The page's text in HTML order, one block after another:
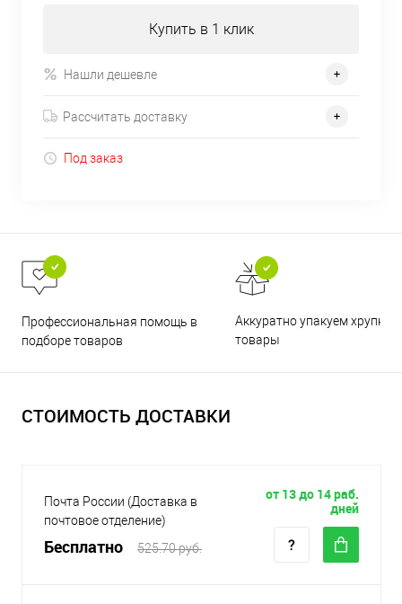
Купить в 1 клик
Нашли дешевле
Рассчитать доставку
Под заказ
Профессиональная помощь в
подборе товаров
Аккуратно упакуем хрупкие
товары
СТОИМОСТЬ ДОСТАВКИ
Почта России (Доставка в
почтовое отделение)
Бесплатно 525.70 руб.
от 13 до 14 раб.
дней